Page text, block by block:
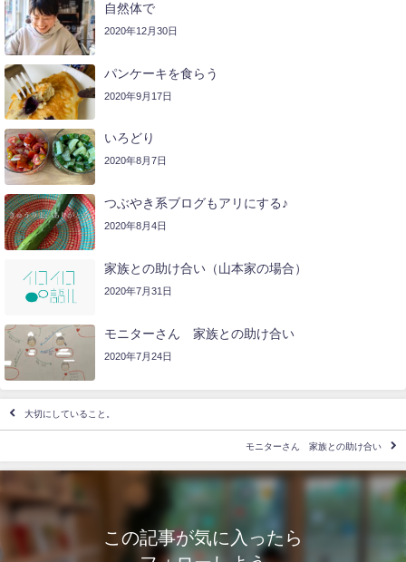
自然体で
2020年12月30日
パンケーキを食らう
2020年9月17日
いろどり
2020年8月7日
つぶやき系ブログもアリにする♪
2020年8月4日
家族との助け合い（山本家の場合）
2020年7月31日
モニターさん 家族との助け合い
2020年7月24日
大切にしていること。
モニターさん 家族との助け合い
この記事が気に入ったら